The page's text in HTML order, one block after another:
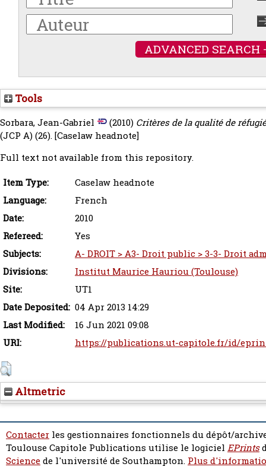
ADVANCED SEARCH
Tools
Sorbara, Jean-Gabriel (2010) Critères de la qualité de
(JCP A) (26).[Caselaw headnote]
Full text not available from this repository.
Item Type:
Caselaw headnote
Language:
French
Date:
2010
Refereed:
Yes
Subjects:
A- DROIT > A3- Droit public > 3-3- Droit
Divisions:
Institut Maurice Hauriou (Toulouse)
Site:
UT1
Date Deposited: 04 Apr 2013 14:29
Last Modified:
16 Jun 2021 09:08
URI:
https://publications.ut-capitole.fr/id/
Altmetric
Contacter les gestionnaires fonctionnels du dépôt/
Toulouse Capitole Publications utilise le logiciel EPrints
Sciencede l'université de Southampton. Plus